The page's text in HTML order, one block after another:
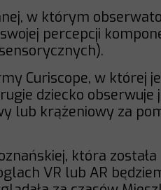
w którym
percepcji
Curiscope, w której
dziecko obserwuje
lub krążeniowy za
która została
VR lub AR